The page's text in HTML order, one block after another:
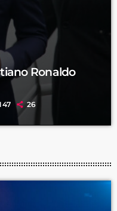
Ronaldo
26